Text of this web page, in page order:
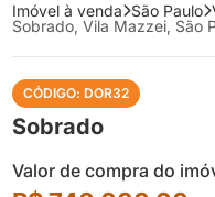
Imóvel à venda São Paulo
Sobrado, Vila Mazzei, São
CÓDIGO: DOR32
Sobrado
Valor de compra do